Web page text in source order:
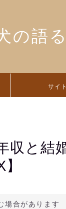
の語
サイ
収と結
場合があります